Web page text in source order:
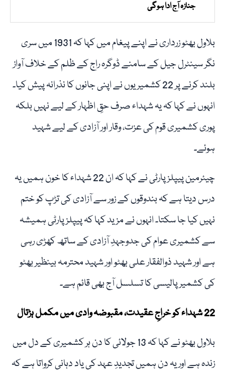
جنازہ آج ادا ہوگی
بلاول بھٹو زرداری نے اپنے پیغام میں کہا کہ 1931 میں سری
نگر سینٹرل جیل کے سامنے ڈوگرہ راج کے ظلم کے خلاف آواز
بلند کرنے پر 22 کشمیریوں نے اپنی جانوں کا نذرانہ پیش کیا۔
انہوں نے کہا کہ یہ شہداء صرف حقِ اظہار کے لیے نہیں بلکہ
پوری کشمیری قوم کی عزت، وقار اور آزادی کے لیے شہید
ہوئے۔
چیئرمین پیپلز پارٹی نے کہا کہ ان 22 شہداء کا خون ہمیں یہ
درس دیتا ہے کہ بندوقوں کے زور سے آزادی کی تڑپ کو ختم
نہیں کیا جا سکتا۔ انہوں نے مزید کہا کہ پیپلز پارٹی ہمیشہ
سے کشمیری عوام کی جدوجہدِ آزادی کے ساتھ کھڑی رہی
ہے اور شہید ذوالفقار علی بھٹو اور شہید محترمہ بینظیر بھٹو
کی کشمیر پالیسی کا تسلسل آج بھی قائم ہے۔
22 شہداء کو خراجِ عقیدت، مقبوضہ وادی میں مکمل ہڑتال
بلاول بھٹو نے کہا کہ 13 جولائی کا دن ہر کشمیری کے دل میں
زندہ ہے اور یہ دن ہمیں تجدیدِ عہد کی یاد دہانی کرواتا ہے کہ